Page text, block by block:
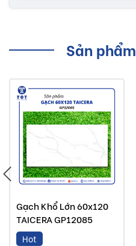
Sản phẩm
Gạch Khổ Lớn 60x120
TAICERA GP12085
Hot